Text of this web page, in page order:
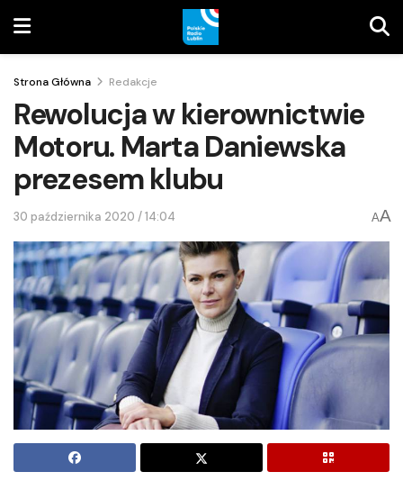
Strona Główna Redakcje
Rewolucja w kierownictwie
Motoru. Marta Daniewska
prezesem klubu
30 października 2020 / 14:04 AA